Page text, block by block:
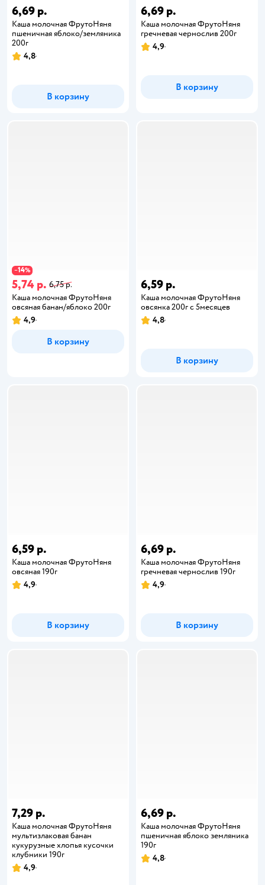
6,69 р.
Каша молочная ФрутоНяня
пшеничная яблоко/земляника
200г
4,8
В корзину
6,69 р.
Каша молочная ФрутоНяня
гречневая чернослив 200г
4,9
В корзину
−14%
5,74 р. 6,75 р.
Каша молочная ФрутоНяня
овсяная банан/яблоко 200г
4,9
В корзину
6,59 р.
Каша молочная ФрутоНяня
овсянка 200г с 5месяцев
4,8
В корзину
6,59 р.
Каша молочная ФрутоНяня
овсяная 190г
4,9
В корзину
6,69 р.
Каша молочная ФрутоНяня
гречневая чернослив 190г
4,9
В корзину
7,29 р.
Каша молочная ФрутоНяня
мультизлаковая банан
кукурузные хлопья кусочки
клубники 190г
4,9
6,69 р.
Каша молочная ФрутоНяня
пшеничная яблоко земляника
190г
4,8